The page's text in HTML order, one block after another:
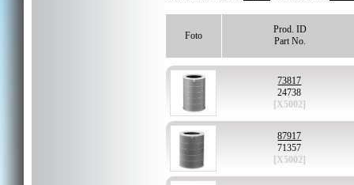
Foto
Prod. ID
Part No.
73817
24738
[X5002]
87917
71357
[X5002]